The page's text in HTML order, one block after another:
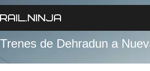
Trenes de Dehradun a